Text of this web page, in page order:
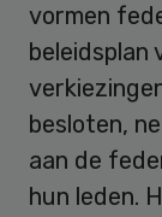
vormen
beleidsplan
besloten,
aan de
hun leden.